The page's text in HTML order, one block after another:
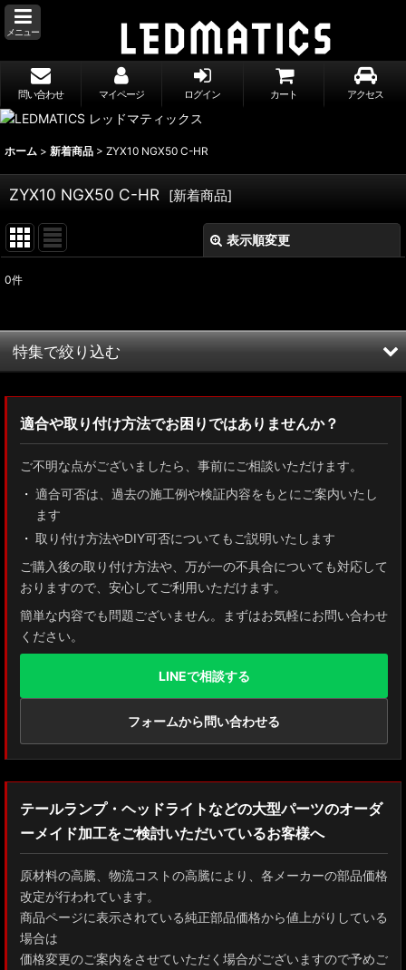
メニュー
問い合わせ マイページ ログイン カート アクセス
ホーム > 新着商品 > ZYX10 NGX50 C-HR
ZYX10 NGX50 C-HR [新着商品]
表示順変更
並び順:
0件
特集で絞り込む
ZN8 GR86
GUN125 ハイラックス
AXUH80/85 MXUA80/85 ハリアー
ZSU60 ハリアー
MXAA54 AXAH54/52 RAV4
GDJ150W/151 WTRJ150 ランドクルーザー プラド
ZVG11/ZSG10 カローラクロス
GXPA16 MXPA12 GRヤリス
MXPH10/MXPA10/MXBA10/KSP210 ヤリス
MXPJ10/15 MXPB10/15 ヤリスクロス
ZYX10 NGX50 C-HR
適合や取り付け方法でお困りではありませんか？
ご不明な点がございましたら、事前にご相談いただけます。
適合可否は、過去の施工例や検証内容をもとにご案内いたし
ます
取り付け方法やDIY可否についてもご説明いたします
ご購入後の取り付け方法や、万が一の不具合についても対応して
おりますので、安心してご利用いただけます。
簡単な内容でも問題ございません。まずはお気軽にお問い合わせ
ください。
LINEで相談する
フォームから問い合わせる
テールランプ・ヘッドライトなどの大型パーツのオーダ
ーメイド加工をご検討いただいているお客様へ
原材料の高騰、物流コストの高騰により、各メーカーの部品価格
改定が行われています。
商品ページに表示されている純正部品価格から値上がりしている
場合は
価格変更のご案内をさせていただく場合がございますので予めご